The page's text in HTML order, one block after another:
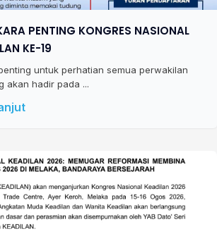
PENTING KONGRES NASIONAL
KE-19
untuk perhatian semua perwakilan
akan hadir pada ...